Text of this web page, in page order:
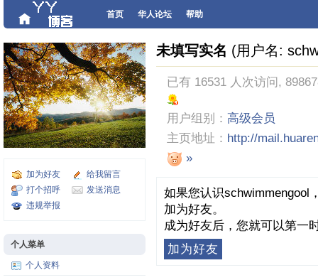
首页 华人论坛 帮助
加为好友
给我留言
打个招呼
发送消息
违规举报
个人菜单
个人资料
未填写实名 (用户名:
已有 16531 人次访问,
用户组别： 高级会员
主页地址： http://
»
如果您认识schwimmengool
加为好友。
成为好友后，您就可以第一
加为好友